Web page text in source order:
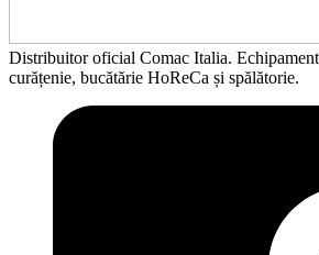
Distribuitor oficial Comac Italia.
curățenie, bucătărie HoReCa și spălătorie.